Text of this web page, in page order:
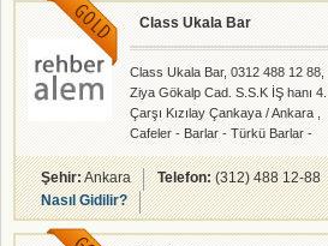
Class Ukala Bar
Class Ukala Bar, 0312 488 12 88,
Ziya Gökalp Cad. S.S.K İŞ hanı 4.
Çarşı Kızılay Çankaya / Ankara ,
Cafeler - Barlar - Türkü Barlar -
rehberalem.com alanlarında faliyet
gösteren firmamızdır.
Şehir:Ankara Telefon:(312) 488 12-88
Nasıl Gidilir?